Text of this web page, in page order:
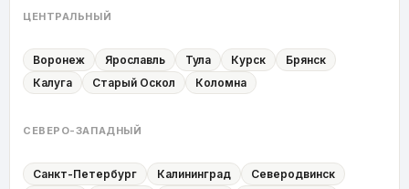
ЦЕНТРАЛЬНЫЙ
Воронеж Ярославль Тула Курск
Брянск
Калуга
Старый Оскол Коломна
СЕВЕРО-ЗАПАДНЫЙ
Санкт-Петербург Калининград
Северодвинск